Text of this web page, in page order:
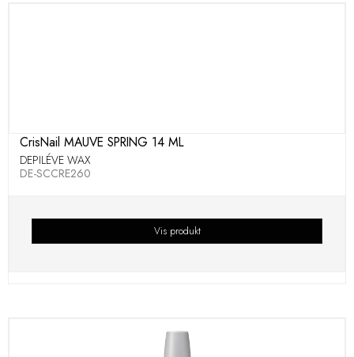
CrisNail MAUVE SPRING 14 ML
DEPILÉVE WAX
DE-SCCRE260
Vis produkt